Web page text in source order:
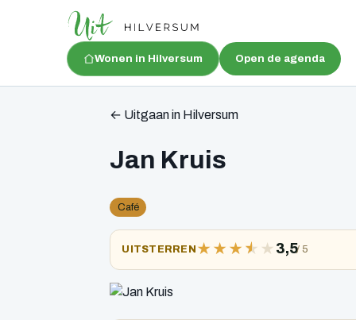
Wonen in Hilversum Open de agenda
← Uitgaan in Hilversum
Jan Kruis
Café
UITSTERREN ★ ★ ★ ★ ★ 3,5/ 5